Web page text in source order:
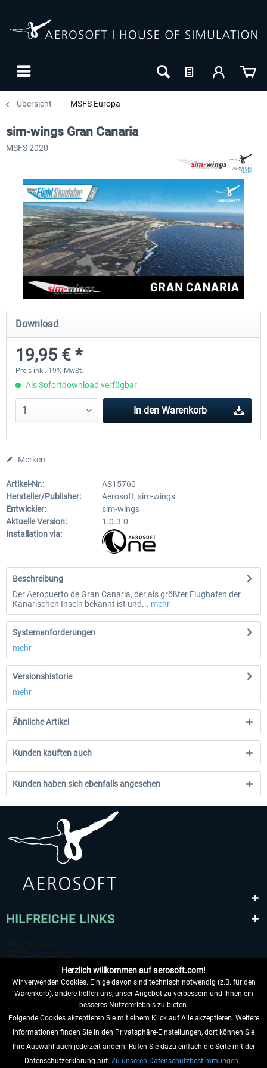
Übersicht MSFS Europa
Aerosoft Mega Airport Brüssel
24,95 € *
Aerosoft Airport Köln/
sim-wings Gran Canaria
MSFS 2020
Download
19,95 € *
Preis inkl. 19% MwSt.
Als Sofortdownload verfügbar
In den Warenkorb
Merken
Artikel-Nr.:
AS15760
Hersteller/Publisher:
Aerosoft, sim-wings
Entwickler:
sim-wings
Aktuelle Version:
1.0.3.0
Installation via:
Beschreibung
Der Aeropuerto de Gran Canaria, der als größter Flughafen der
Kanarischen Inseln bekannt ist und... mehr
Systemanforderungen
mehr
Versionshistorie
mehr
Ähnliche Artikel
Kunden kauften auch
Kunden haben sich ebenfalls angesehen
HILFREICHE LINKS
VERTRAG WIDERRUFEN
INFORMATIONEN
Herzlich willkommen auf aerosoft.com!
Wir verwenden Cookies. Einige davon sind technisch notwendig (z.B. für den
Warenkorb), andere helfen uns, unser Angebot zu verbessern und Ihnen ein
besseres Nutzererlebnis zu bieten.
Folgende Cookies akzeptieren Sie mit einem Klick auf Alle akzeptieren. Weitere
Informationen finden Sie in den Privatsphäre-Einstellungen, dort können Sie
Ihre Auswahl auch jederzeit ändern. Rufen Sie dazu einfach die Seite mit der
Datenschutzerklärung auf. Zu unseren Datenschutzbestimmungen.